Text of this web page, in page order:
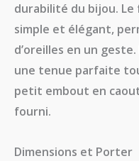
durabilité du bijou.
simple et élégant,
d’oreilles en un
une tenue parfaite
petit embout en
fourni.
​Dimensions et Porter